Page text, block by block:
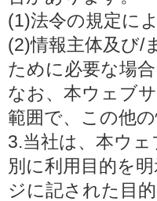
(1)法令の規定に
(2)情報主体及び/
ために必要な場合
なお、本ウェブ
範囲で、この他
3.当社は、本ウ
別に利用目的を
ジに記された目